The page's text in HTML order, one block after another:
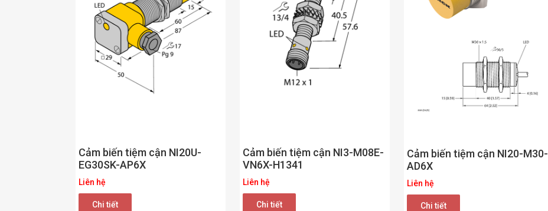
Cảm biến tiệm cận NI20U-
EG30SK-AP6X
Liên hệ
Chi tiết
Cảm biến tiệm cận NI3-M08E-
VN6X-H1341
Liên hệ
Chi tiết
Cảm biến tiệm cận NI20-M30-
AD6X
Liên hệ
Chi tiết